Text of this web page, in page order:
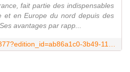
fait partie des indispensables
et en Europe du nord depuis des
avantages par rapp...